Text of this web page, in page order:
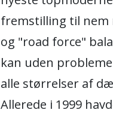
fremstilling til nem
og "road force"
kan uden
alle størrelser af
Allerede i 1999